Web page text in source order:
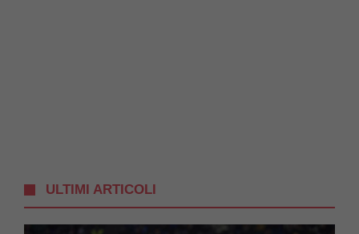
ULTIMI ARTICOLI